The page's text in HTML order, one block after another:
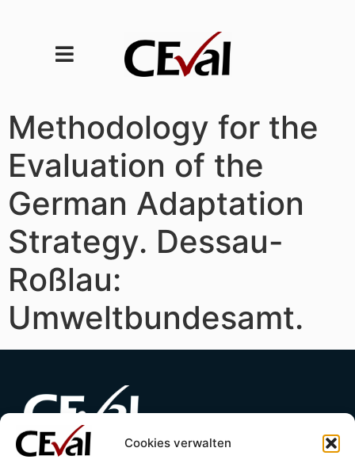
Cookies verwalten
Methodology for the
Evaluation of the
German Adaptation
Strategy. Dessau-
Roßlau:
Umweltbundesamt.